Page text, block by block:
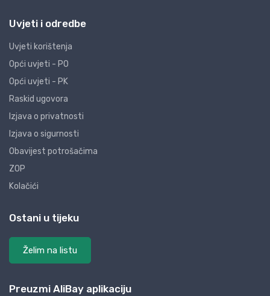
Uvjeti i odredbe
Uvjeti korištenja
Opći uvjeti - PO
Opći uvjeti - PK
Raskid ugovora
Izjava o privatnosti
Izjava o sigurnosti
Obavijest potrošačima
ZOP
Kolačići
Ostani u tijeku
Želim na listu
Preuzmi AliBay aplikaciju